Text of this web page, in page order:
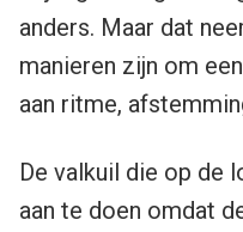
anders. Maar dat
manieren zijn om
aan ritme,
De valkuil die op de
aan te doen omdat